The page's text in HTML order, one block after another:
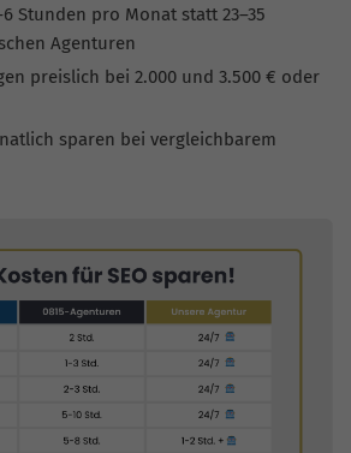
Stunden pro Monat statt 23–35
Agenturen
preislich bei 2.000 und 3.500 € oder
sparen bei vergleichbarem